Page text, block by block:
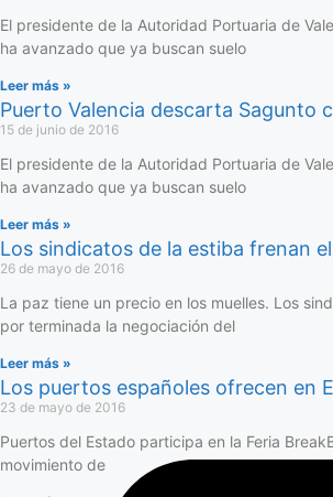
El presidente de la Autoridad Portuaria de
ha avanzado que ya buscan suelo
Leer más »
Puerto Valencia descarta Sagunto
15 de junio de 2016
El presidente de la Autoridad Portuaria de
ha avanzado que ya buscan suelo
Leer más »
Los sindicatos de la estiba frenan
26 de mayo de 2016
La paz tiene un precio en los muelles. Los
por terminada la negociación del
Leer más »
Los puertos españoles ofrecen en
23 de mayo de 2016
Puertos del Estado participa en la Feria
movimiento de